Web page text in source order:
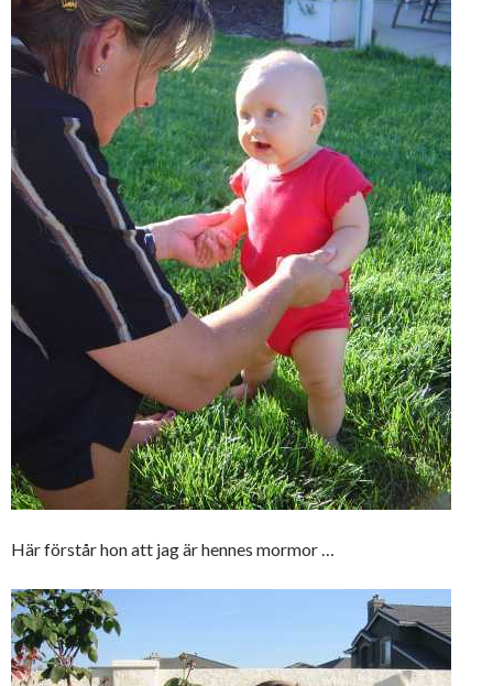
Här förstår hon att jag är hennes mormor …